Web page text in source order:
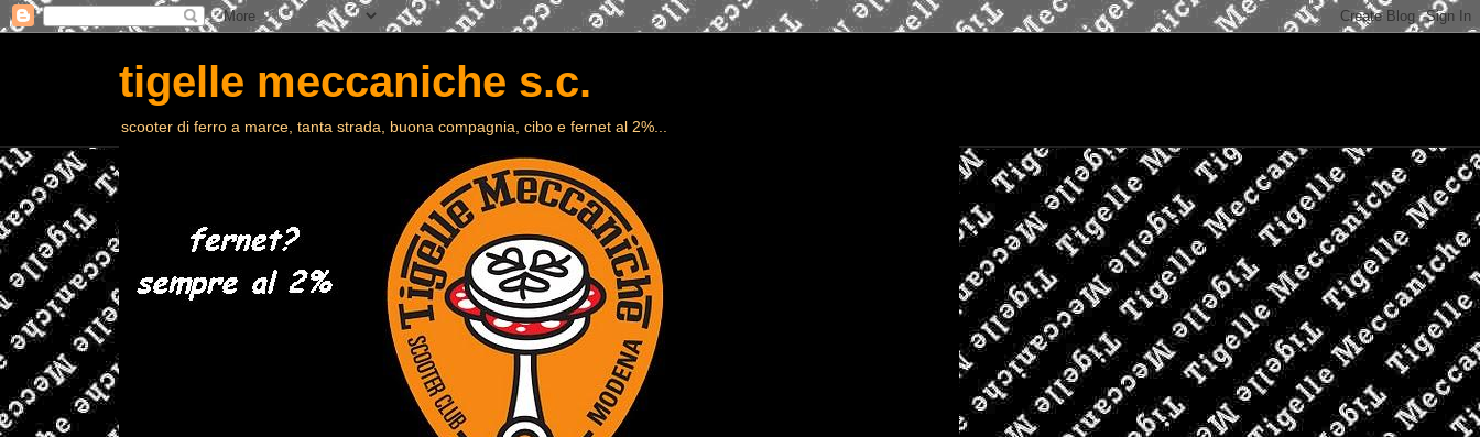
tigelle meccaniche s.c.
scooter di ferro a marce, tanta strada, buona compagnia, cibo e fernet al 2%...